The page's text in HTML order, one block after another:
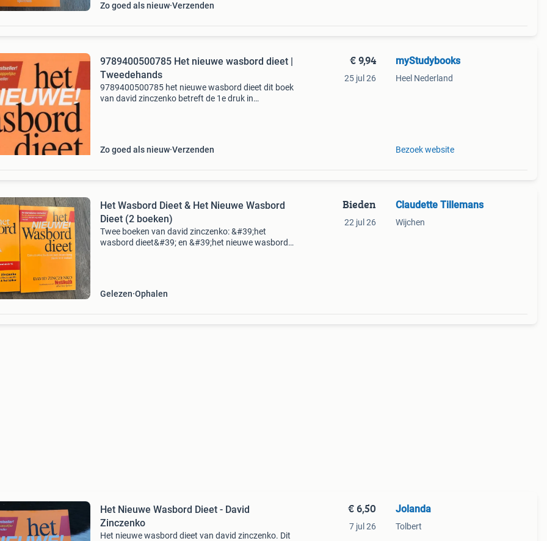
Zo goed als nieuw Verzenden
9789400500785 Het nieuwe wasbord dieet |
Tweedehands
9789400500785 het nieuwe wasbord dieet dit boek
van david zinczenko betreft de 1e druk in
Zo goed als nieuw Verzenden
€ 9,94
25 jul 26
myStudybooks
Heel Nederland
Bezoek website
Het Wasbord Dieet & Het Nieuwe Wasbord
Dieet (2 boeken)
Twee boeken van david zinczenko: &#39;het
wasbord dieet&#39; en &#39;het nieuwe wasbord
Gelezen Ophalen
Bieden
22 jul 26
Claudette Tillemans
Wijchen
Het Nieuwe Wasbord Dieet - David
Zinczenko
Het nieuwe wasbord dieet van david zinczenko. Dit
€ 6,50
7 jul 26
Jolanda
Tolbert